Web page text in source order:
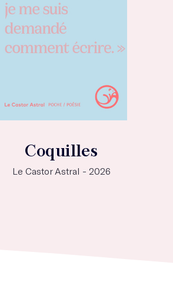
Coquilles
Le Castor Astral - 2026